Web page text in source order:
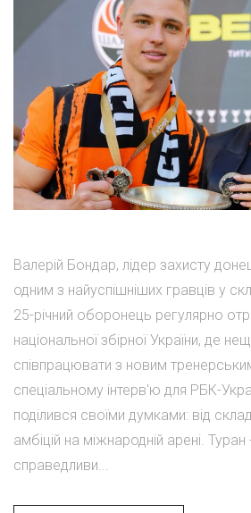
Валерій Бондар, лідер захисту
одним з найуспішніших гравців у
25-річний оборонець регулярно
національної збірної України, де
співпрацювати з новим
спеціальному інтерв'ю для РБК-
поділився своїми думками: від
амбіцій на міжнародній арені.
справедливи...